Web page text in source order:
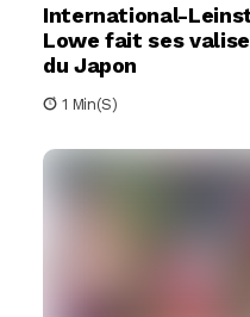
International-
Lowe fait ses
du Japon
1 Min(s)